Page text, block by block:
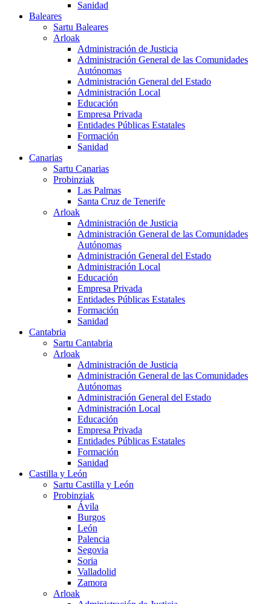
Sanidad
Baleares
Sartu Baleares
Arloak
Administración de Justicia
Administración General de las Comunidades
Autónomas
Administración General del Estado
Administración Local
Educación
Empresa Privada
Entidades Públicas Estatales
Formación
Sanidad
Canarias
Sartu Canarias
Probinziak
Las Palmas
Santa Cruz de Tenerife
Arloak
Administración de Justicia
Administración General de las Comunidades
Autónomas
Administración General del Estado
Administración Local
Educación
Empresa Privada
Entidades Públicas Estatales
Formación
Sanidad
Cantabria
Sartu Cantabria
Arloak
Administración de Justicia
Administración General de las Comunidades
Autónomas
Administración General del Estado
Administración Local
Educación
Empresa Privada
Entidades Públicas Estatales
Formación
Sanidad
Castilla y León
Sartu Castilla y León
Probinziak
Ávila
Burgos
León
Palencia
Segovia
Soria
Valladolid
Zamora
Arloak